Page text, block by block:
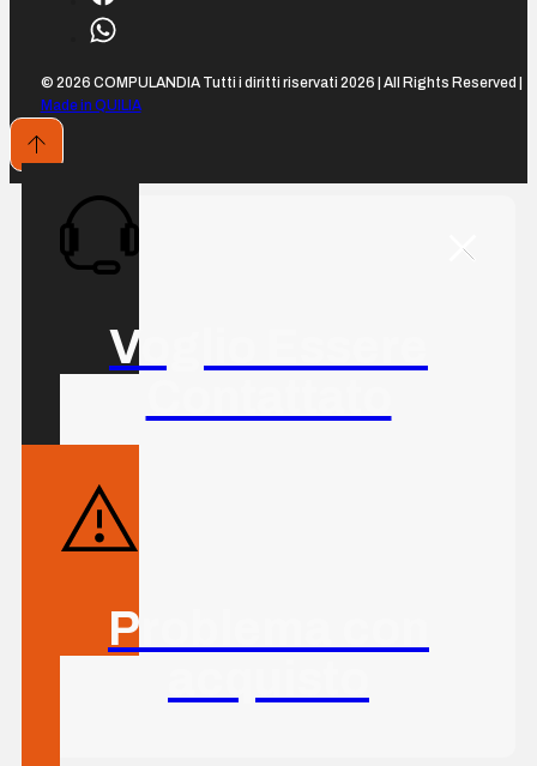
© 2026 COMPULANDIA Tutti i diritti riservati 2026 | All Rights Reserved |
Made in QUILIA
Voglio Essere
Problema con